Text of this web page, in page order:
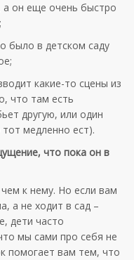
а он еще очень быстро
было в детском саду
какие-то сцены из
что там есть
другую, или один
тот медленно ест).
что пока он в
к нему. Но если вам
а не ходит в сад –
дети часто
мы сами про себя не
помогает вам тем, что